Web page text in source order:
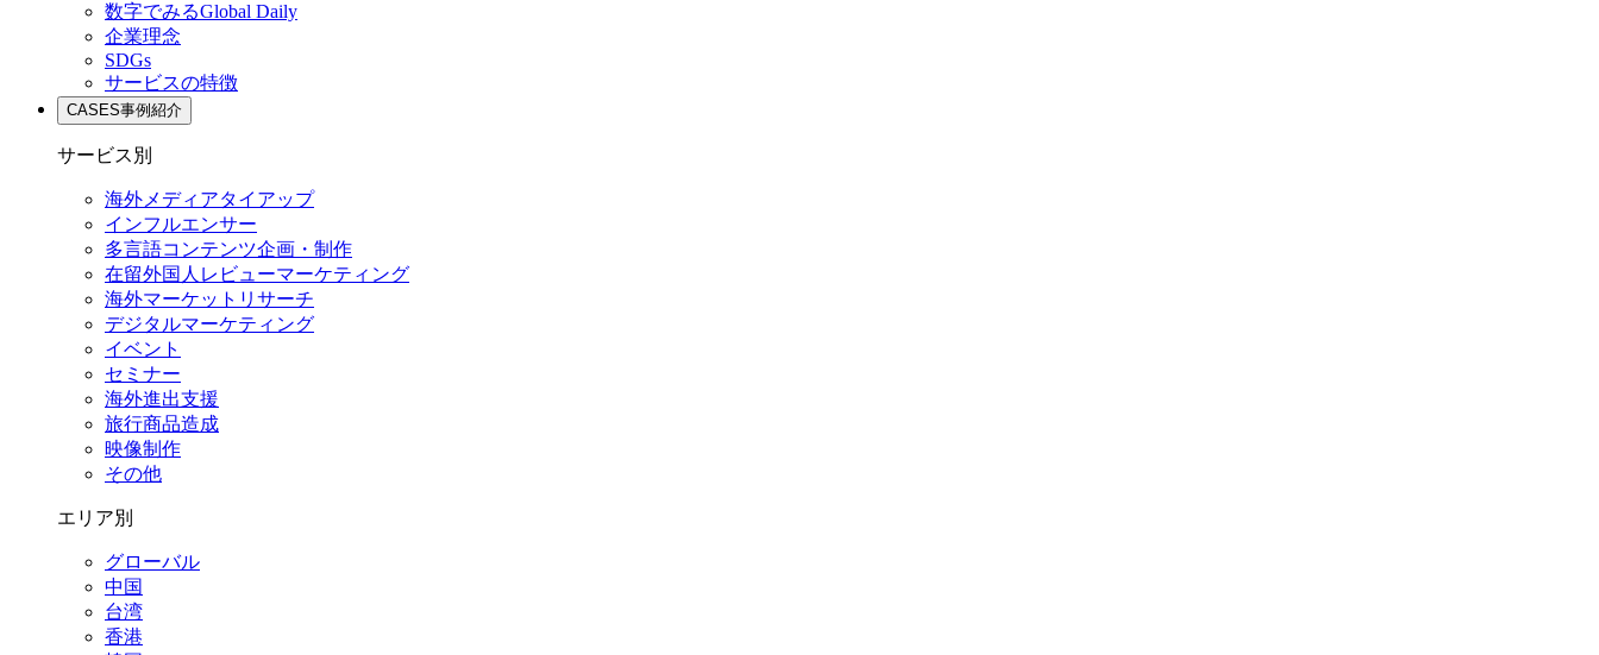
数字でみるGlobal Daily
企業理念
SDGs
サービスの特徴
CASES事例紹介
サービス別
海外メディアタイアップ
インフルエンサー
多言語コンテンツ企画・制作
在留外国⼈レビューマーケティング
海外マーケットリサーチ
デジタルマーケティング
イベント
セミナー
海外進出支援
旅行商品造成
映像制作
その他
エリア別
グローバル
中国
台湾
香港